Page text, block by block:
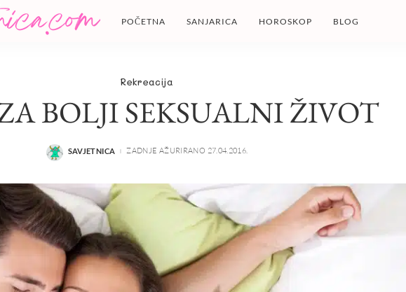
POČETNA SANJARICA HOROSKOP BLOG
Rekreacija
BOLJI SEKSUALNI ŽIVOT
POSTED
SAVJETNICA ZADNJE AŽURIRANO 27.04.2016.